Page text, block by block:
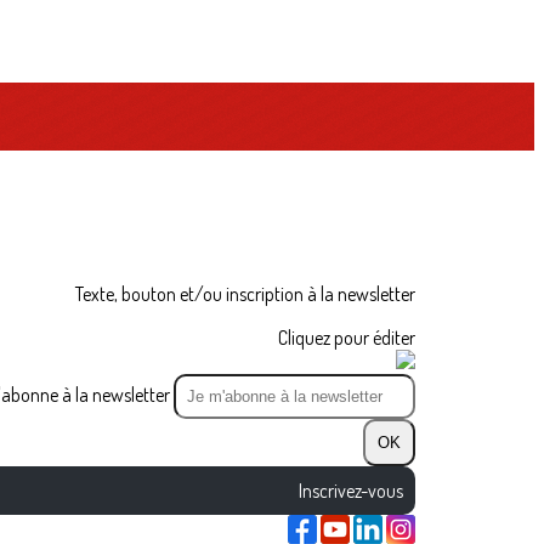
Texte, bouton et/ou inscription à la newsletter
Cliquez pour éditer
à la newsletter
OK
Inscrivez-vous